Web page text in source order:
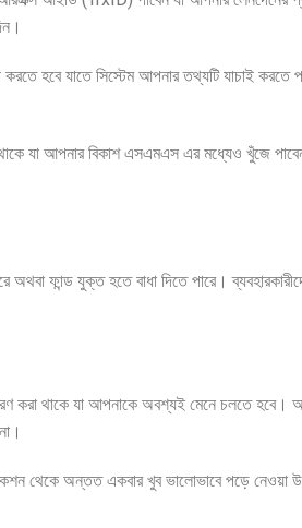
করতে হবে যাতে সিস্টেম আপনার তথ্যটি যাচাই
যা আপনার বিকাশ এসএমএস এর মধ্যেও খুঁজে
ফান্ড যুক্ত হতে বাধা দিতে পারে।
করা থাকে যা আপনাকে অবশ্যই মেনে চলতে হবে।
থেকে অন্তত একবার খুব ভালোভাবে পড়ে নেওয়া